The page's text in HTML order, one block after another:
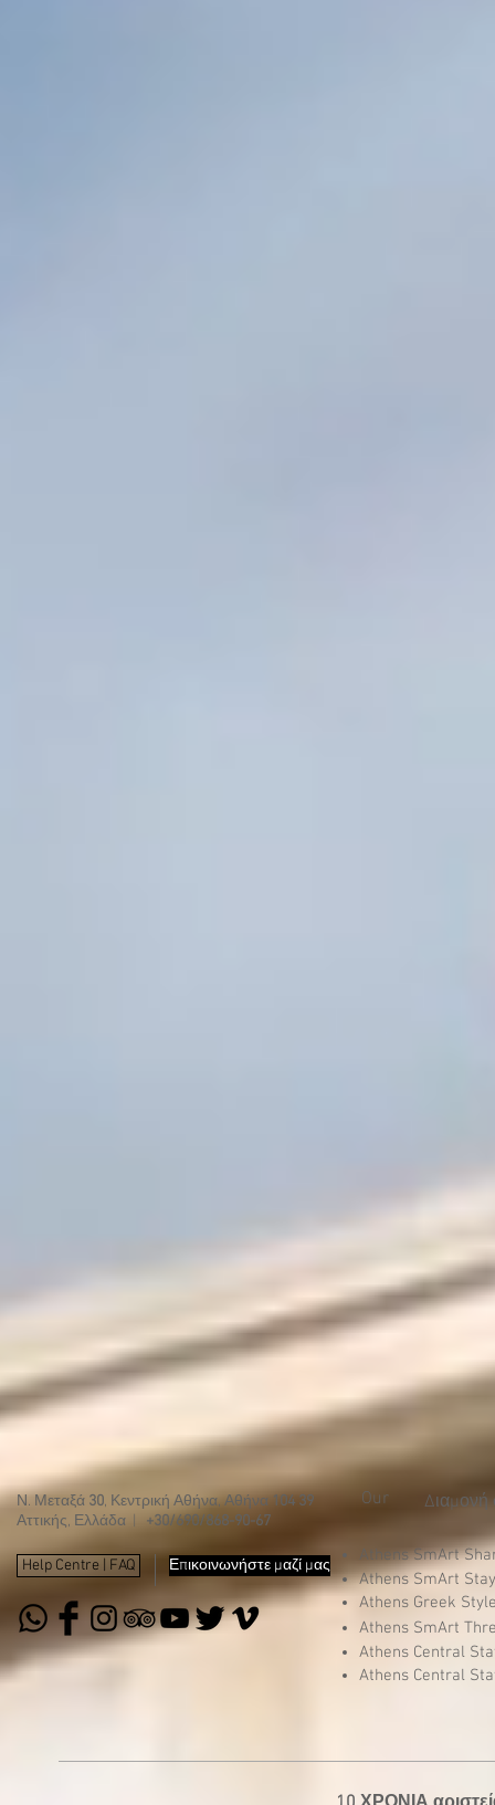
Ν. Μεταξά 30, Κεντρική Αθήνα, Αθήνα 104 39
Αττικής, Ελλάδα |
+30/690/868-90-67
Help Centre | FAQ Επικοινωνήστε μαζί μας
Our
Athens SmArt
Athens SmArt
Athens Greek
Athens SmArt
Athens Central
Athens Central